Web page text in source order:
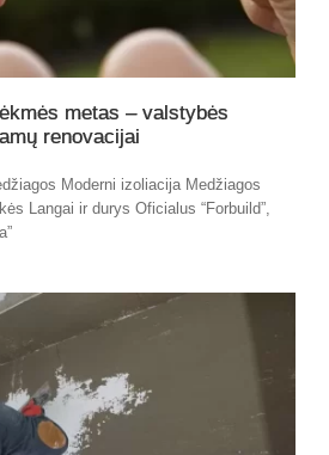
metas – valstybės
renovacijai
Moderni izoliacija Medžiagos
Langai ir durys Oficialus “Forbuild”,